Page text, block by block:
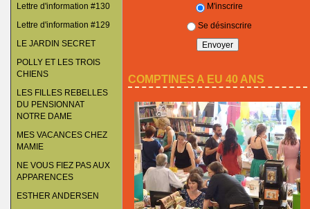
Lettre d'information #130
Lettre d'information #129
LE JARDIN SECRET
POLLY ET LES TROIS
CHIENS
LES FILLES REBELLES
DU PENSIONNAT
NOTRE DAME
MES VACANCES CHEZ
MAMIE
NE VOUS FIEZ PAS AUX
APPARENCES
ESTHER ANDERSEN
M'inscrire
Se désinscrire
COMPTINES A EU 40 ANS